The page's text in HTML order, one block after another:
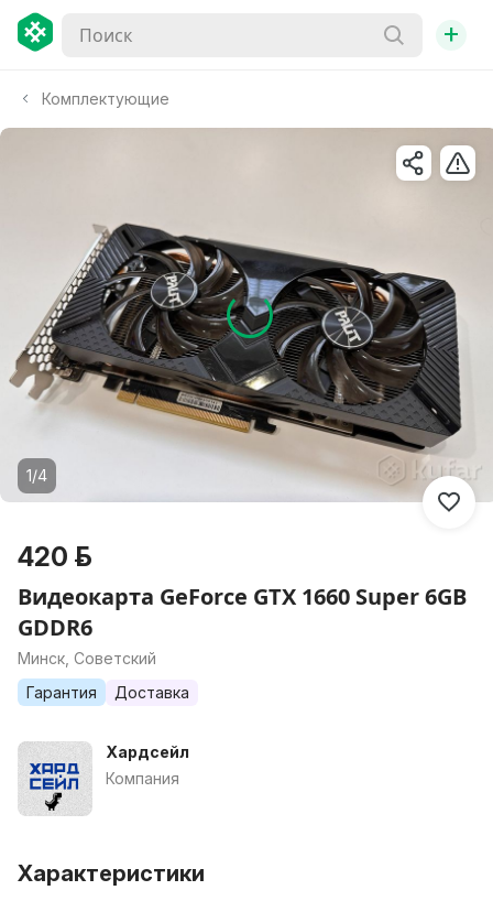
+
Комплектующие
1/4
420 р.
Видеокарта GeForce GTX 1660 Super 6GB
GDDR6
Минск, Советский
Гарантия
Доставка
Хардсейл
Компания
Характеристики